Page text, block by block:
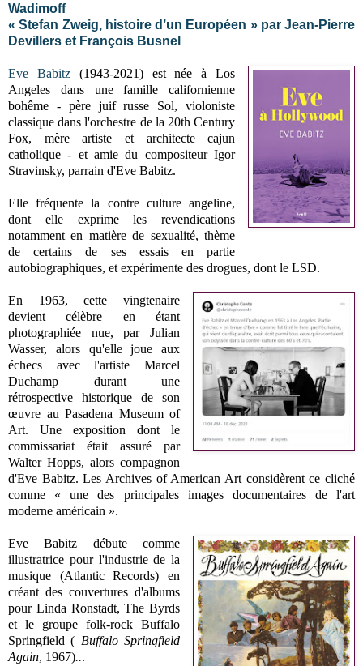
Wadimoff
« Stefan Zweig, histoire d’un Européen » par Jean-Pierre
Devillers et François Busnel
Eve Babitz(1943-2021) est née à Los
Angeles dans une famille californienne
bohême - père juif russe Sol, violoniste
classique dans l'orchestre de la 20th Century
Fox, mère artiste et architecte cajun
catholique - et amie du compositeur Igor
Stravinsky, parrain d'Eve Babitz.
Elle fréquente la contre culture angeline,
dont elle exprime les revendications
notamment en matière de sexualité, thème
de certains de ses essais en partie
autobiographiques, et expérimente des drogues, dont le LSD.
En 1963, cette vingtenaire
devient célèbre en étant
photographiée nue, par Julian
Wasser, alors qu'elle joue aux
échecs avec l'artiste Marcel
Duchamp durant une
rétrospective historique de son
œuvre au Pasadena Museum of
Art. Une exposition dont le
commissariat était assuré par
Walter Hopps, alors compagnon
d'Eve Babitz. Les Archives of American Art considèrent ce cliché
comme « une des principales images documentaires de l'art
moderne américain ».
Eve Babitz débute comme
illustratrice pour l'industrie de la
musique (Atlantic Records) en
créant des couvertures d'albums
pour Linda Ronstadt, The Byrds
et le groupe folk-rock Buffalo
Springfield ( Buffalo Springfield
Again, 1967)...